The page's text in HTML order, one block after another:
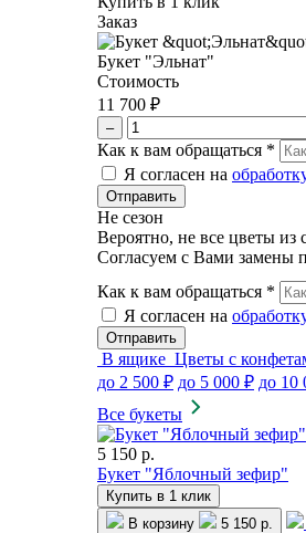
Заказ
Букет "Эльнат"
Стоимость
11 700 ₽
–
Как к вам обращаться *
Я согласен на
Не сезон
Вероятно, не все цветы из
Согласуем с Вами замены
Как к вам обращаться *
Я согласен на
В ящике Цветы с
до 2 500 ₽ до 5 000 ₽ до 10
Все букеты
5 150 р.
Букет "Яблочный зефир"
Купить в 1 клик
В корзину
5 150 р.